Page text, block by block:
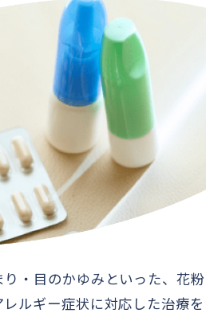
・目のかゆみといった、花粉
ルギー症状に対応した治療を